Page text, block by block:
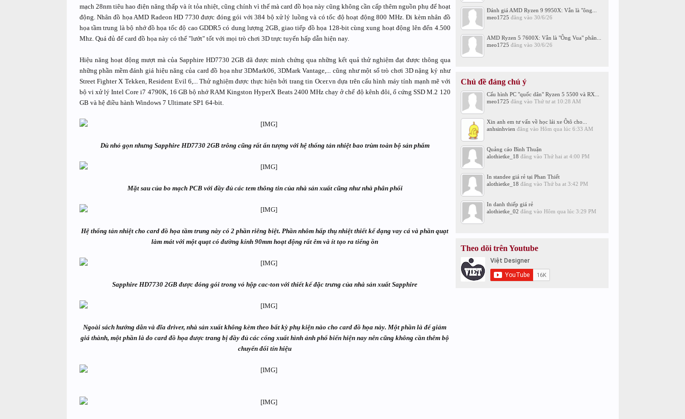
mạch 28nm tiêu hao điện năng thấp và ít tỏa nhiệt, cũng chính vì thế mà card đồ họa này cũng không cần cấp thêm nguồn phụ để hoạt
động. Nhân đồ họa AMD Radeon HD 7730 được đóng gói với 384 bộ xử lý luồng và có tốc độ hoạt động 800 MHz. Đi kèm nhân đồ
họa tầm trung là bộ nhớ đồ họa tốc độ cao GDDR5 có dung lượng 2GB, giao tiếp đồ họa 128-bit cùng xung hoạt động lên đến 4.500
Mhz. Quá đủ để card đồ họa này có thể "lướt" tốt với mọi trò chơi 3D trực tuyến hấp dẫn hiện nay.
Hiệu năng hoạt động mượt mà của Sapphire HD7730 2GB đã được minh chứng qua những kết quả thử nghiệm đạt được thông qua
những phần mềm đánh giá hiệu năng của card đồ họa như 3DMark06, 3DMark Vantage,... cũng như một số trò chơi 3D nặng ký như
Street Fighter X Tekken, Resident Evil 6,... Thử nghiệm được thực hiện bởi trang tin Ocer.vn dựa trên cấu hình máy tính mạnh mẽ với
bộ vi xử lý Intel Core i7 4790K, 16 GB bộ nhớ RAM Kingston HyperX Beats 2400 MHz chạy ở chế độ kênh đôi, ổ cứng SSD M.2 120
GB và hệ điều hành Windows 7 Ultimate SP1 64-bit.
Dù nhỏ gọn nhưng Sapphire HD7730 2GB trông cũng rất ấn tượng với hệ thống tản nhiệt bao trùm toàn bộ sản phẩm
Mặt sau của bo mạch PCB với đầy đủ các tem thông tin của nhà sản xuất cũng như nhà phân phối
Hệ thống tản nhiệt cho card đồ họa tầm trung này có 2 phần riêng biệt. Phần nhôm hấp thụ nhiệt thiết kế dạng vay cá và phần quạt
làm mát với một quạt có đường kính 90mm hoạt động rất êm và ít tạo ra tiếng ồn
Sapphire HD7730 2GB được đóng gói trong vỏ hộp cac-ton với thiết kế đặc trưng của nhà sản xuất Sapphire
Ngoài sách hướng dẫn và đĩa driver, nhà sản xuất không kèm theo bất kỳ phụ kiện nào cho card đồ họa này. Một phần là để giảm
giá thành, một phần là do card đồ họa được trang bị đầy đủ các cổng xuất hình ảnh phổ biến hiện nay nên cũng không cần thêm bộ
chuyển đổi tín hiệu
Đánh giá AMD Ryzen 9 9950X: Vẫn là "ông...
meo1725 đăng vào 30/6/26
AMD Ryzen 5 7600X: Vẫn là "Ông Vua" phân...
meo1725 đăng vào 30/6/26
Chủ đề đáng chú ý
Cấu hình PC "quốc dân" Ryzen 5 5500 và RX...
meo1725 đăng vào Thứ tư at 10:28 AM
Xin anh em tư vấn về học lái xe Ôtô cho...
anhsinhvien đăng vào Hôm qua lúc 6:33 AM
Quảng cáo Bình Thuận
alothietke_18 đăng vào Thứ hai at 4:00 PM
In standee giá rẻ tại Phan Thiết
alothietke_18 đăng vào Thứ ba at 3:42 PM
In danh thiếp giá rẻ
alothietke_02 đăng vào Hôm qua lúc 3:29 PM
Theo dõi trên Youtube